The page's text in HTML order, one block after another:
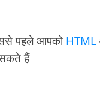
पहले आपकोHTML
सकते हैं